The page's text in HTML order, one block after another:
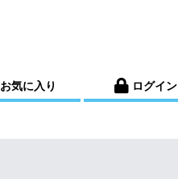
お気に入り ログイン